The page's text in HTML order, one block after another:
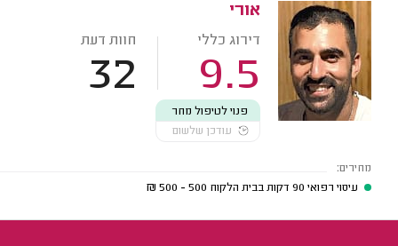
אורי
דירוג כללי
9.5
חוות דעת
32
פנוי לטיפול מחר
עודכן שלשום
מחירים:
עיסוי רפואי 90 דקות בבית הלקוח
500 - 500
₪